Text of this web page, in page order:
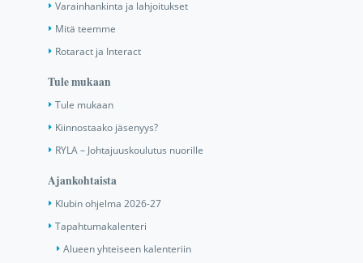
Varainhankinta ja lahjoitukset
Mitä teemme
Rotaract ja Interact
Tule mukaan
Tule mukaan
Kiinnostaako jäsenyys?
RYLA – Johtajuuskoulutus nuorille
Ajankohtaista
Klubin ohjelma 2026-27
Tapahtumakalenteri
Alueen yhteiseen kalenteriin